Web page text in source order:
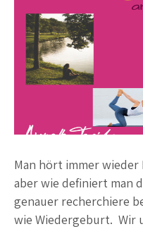
Man hört immer
aber wie definiert man
genauer recherchiere
wie Wiedergeburt. Wir